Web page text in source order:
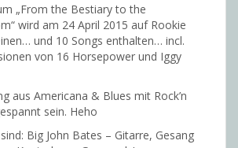
„From the Bestiary to the
wird am 24 April 2015 auf Rookie
und 10 Songs enthalten… incl.
von 16 Horsepower und Iggy
aus Americana & Blues mit Rock’n
sein. Heho
Big John Bates – Gitarre, Gesang